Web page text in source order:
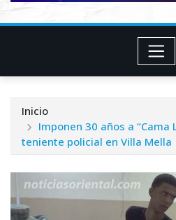
Inicio
Imponen 30 años a “Cama
teniente policial en Villa Mella